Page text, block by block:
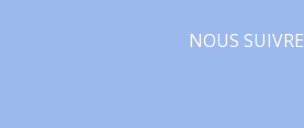
NOUS SUIVRE